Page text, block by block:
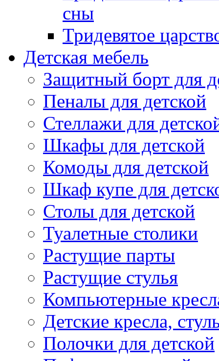
сны
Тридевятое
Детская мебель
Защитный борт для
Пеналы для детской
Стеллажи для
Шкафы для детской
Комоды для детской
Шкаф купе для
Столы для детской
Туалетные столики
Растущие парты
Растущие стулья
Компьютерные
Детские кресла,
Полочки для детской